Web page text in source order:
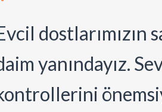
dostlarımızın
yanındayız.